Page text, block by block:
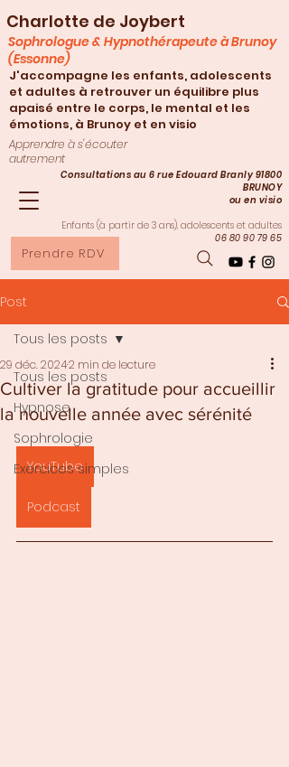
Charlotte de Joybert
Consultations au 6 rue Edouard Branly 91800
BRUNOY
ou en visio
Enfants (à partir de 3 ans), adolescents et adultes
06 80 90 79 65
Apprendre à s'écouter
autrement
Prendre RDV
Sophrologue & Hypnothérapeute à Brunoy
(Essonne)
J'accompagne les enfants, adolescents
et adultes à retrouver un équilibre plus
apaisé entre le corps, le mental et les
émotions, à Brunoy et en visio
Post
Tous les posts
Hypnose
Sophrologie
Exercices simples
Tous les posts
Cultiver la gratitude pour accueillir
la nouvelle année avec sérénité
29 déc. 20242 min de lecture
YouTube
Podcast